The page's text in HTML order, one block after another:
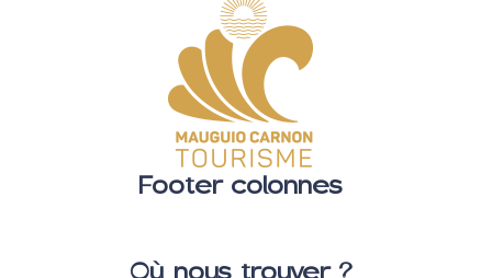
Footer colonnes